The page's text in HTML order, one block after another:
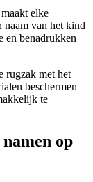
elke
van het kind
en benadrukken
rugzak met het
beschermen
te
op